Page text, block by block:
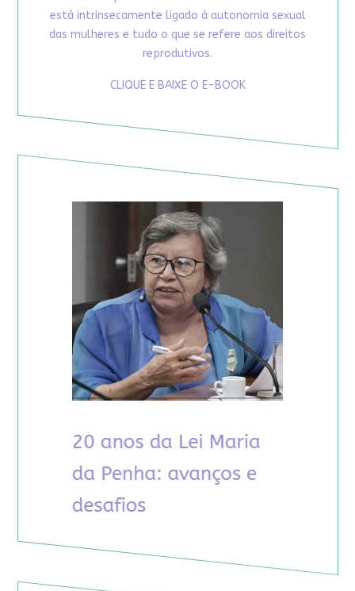
está intrinsecamente ligado à autonomia sexual
das mulheres e tudo o que se refere aos direitos
reprodutivos.
CLIQUE E BAIXE O E-BOOK